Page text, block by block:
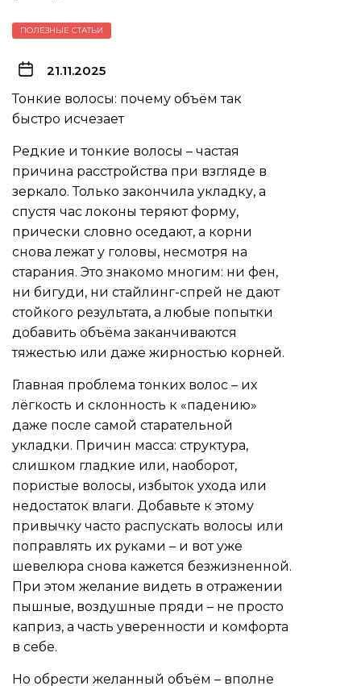
ПОЛЕЗНЫЕ СТАТЬИ
21.11.2025
Тонкие волосы: почему объём так
быстро исчезает
Редкие и тонкие волосы – частая
причина расстройства при взгляде в
зеркало. Только закончила укладку, а
спустя час локоны теряют форму,
прически словно оседают, а корни
снова лежат у головы, несмотря на
старания. Это знакомо многим: ни фен,
ни бигуди, ни стайлинг-спрей не дают
стойкого результата, а любые попытки
добавить объёма заканчиваются
тяжестью или даже жирностью корней.
Главная проблема тонких волос – их
лёгкость и склонность к «падению»
даже после самой старательной
укладки. Причин масса: структура,
слишком гладкие или, наоборот,
пористые волосы, избыток ухода или
недостаток влаги. Добавьте к этому
привычку часто распускать волосы или
поправлять их руками – и вот уже
шевелюра снова кажется безжизненной.
При этом желание видеть в отражении
пышные, воздушные пряди – не просто
каприз, а часть уверенности и комфорта
в себе.
Но обрести желанный объём – вполне